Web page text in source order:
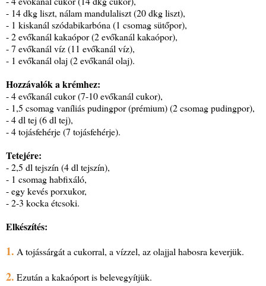
- 14 dkg liszt, nálam mandulaliszt (20 dkg liszt),
- 1 kiskanál szódabikarbóna (1 csomag sütőpor),
- 2 evőkanál kakaópor (2 evőkanál kakaópor),
- 7 evőkanál víz (11 evőkanál víz),
- 1 evőkanál olaj (2 evőkanál olaj).
Hozzávalók a krémhez:
- 4 evőkanál cukor (7-10 evőkanál cukor),
- 1,5 csomag vaníliás pudingpor (prémium) (2 csomag pudingpor),
- 4 dl tej (6 dl tej),
- 4 tojásfehérje (7 tojásfehérje).
Tetejére:
- 2,5 dl tejszín (4 dl tejszín),
- 1 csomag habfixáló,
- egy kevés porxukor,
- 2-3 kocka étcsoki.
Elkészítés:
1. A tojássárgát a cukorral, a vízzel, az olajjal habosra keverjük.
2. Ezután a kakaóport is belevegyítjük.